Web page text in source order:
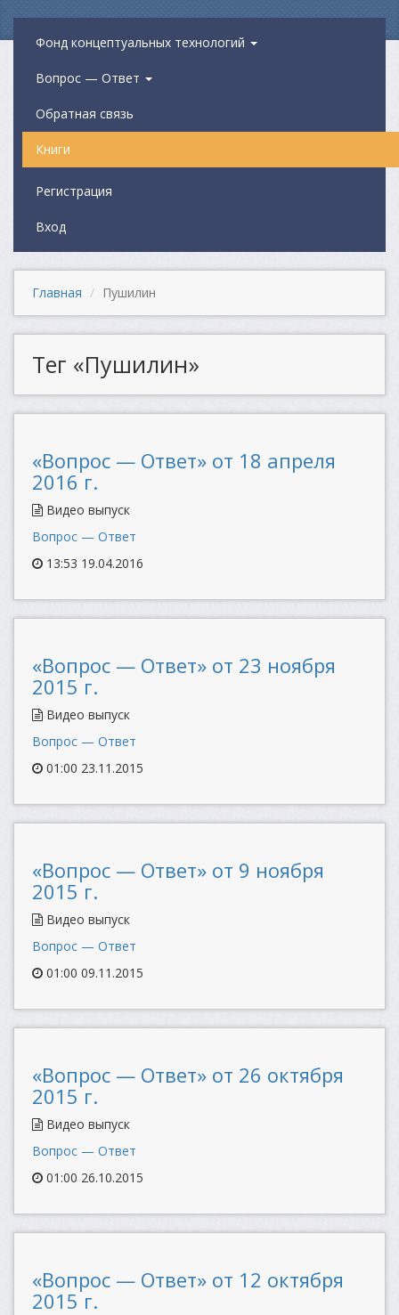
Фонд концептуальных технологий
Вопрос — Ответ
Обратная связь
Книги
Регистрация
Вход
Главная Пушилин
Тег «Пушилин»
«Вопрос — Ответ» от 18 апреля
2016 г.
Видео выпуск
Вопрос — Ответ
13:53 19.04.2016
«Вопрос — Ответ» от 23 ноября
2015 г.
Видео выпуск
Вопрос — Ответ
01:00 23.11.2015
«Вопрос — Ответ» от 9 ноября
2015 г.
Видео выпуск
Вопрос — Ответ
01:00 09.11.2015
«Вопрос — Ответ» от 26 октября
2015 г.
Видео выпуск
Вопрос — Ответ
01:00 26.10.2015
«Вопрос — Ответ» от 12 октября
2015 г.